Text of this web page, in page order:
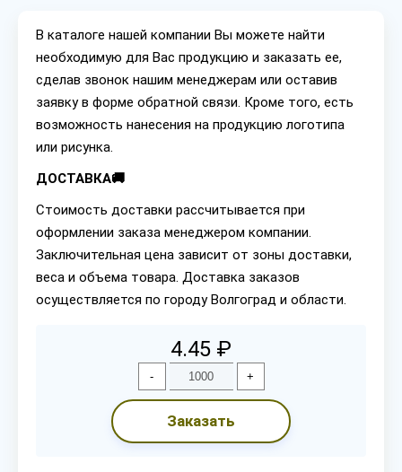
В каталоге нашей компании Вы можете найти
необходимую для Вас продукцию и заказать ее,
сделав звонок нашим менеджерам или оставив
заявку в форме обратной связи. Кроме того, есть
возможность нанесения на продукцию логотипа
или рисунка.
ДОСТАВКА🚚
Стоимость доставки рассчитывается при
оформлении заказа менеджером компании.
Заключительная цена зависит от зоны доставки,
веса и объема товара. Доставка заказов
осуществляется по городу Волгоград и области.
4.45 ₽
- +
Заказать